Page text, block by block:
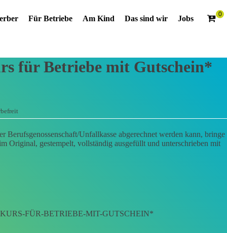
Für Betriebe Am Kind Das sind wir Jobs
für Betriebe mit Gutschein*
Berufsgenossenschaft/Unfallkasse abgerechnet werden kann, bringe
Original, gestempelt, vollständig ausgefüllt und unterschrieben mit
FÜR-BETRIEBE-MIT-GUTSCHEIN*